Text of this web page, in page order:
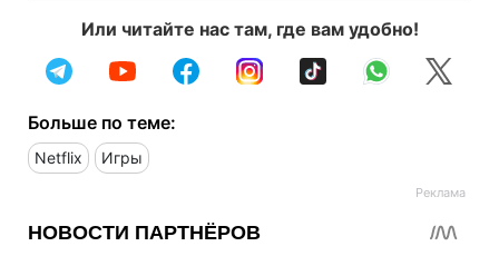
Или читайте нас там, где вам удобно!
Больше по теме:
Netflix Игры